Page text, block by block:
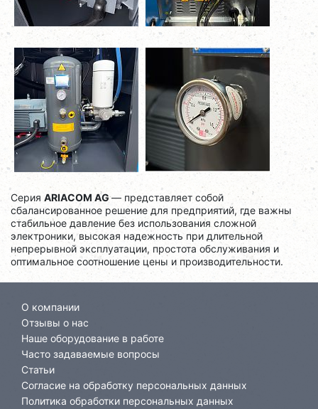
Серия ARIACOM AG— представляет собой
сбалансированное решение для предприятий, где важны
стабильное давление без использования сложной
электроники, высокая надежность при длительной
непрерывной эксплуатации, простота обслуживания и
оптимальное соотношение цены и производительности.
О компании
Отзывы о нас
Наше оборудование в работе
Часто задаваемые вопросы
Статьи
Согласие на обработку персональных данных
Политика обработки персональных данных